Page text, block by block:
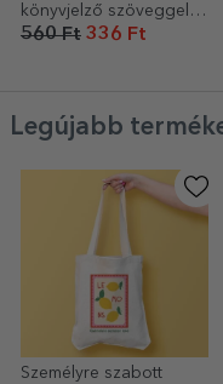
könyvjelző szöveggel -
Beszállókártya
560 Ft 336 Ft
Legújabb
Személyre szabott